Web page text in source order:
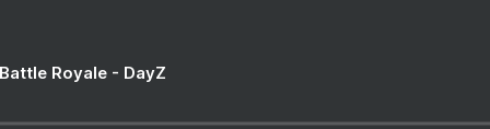
Royale - DayZ